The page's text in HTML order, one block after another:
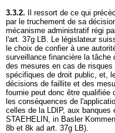
3.3.2. Il ressort de ce qui
par le truchement de sa
mécanisme administratif régi
l'art. 37g LB. Le législateur
le choix de confier à une
surveillance financière la tâche
des mesures en cas de
spécifiques de droit public, et,
décisions de faillite et des
fournie peut donc être
les conséquences de
celles de la LDIP, aux
STAEHELIN, in Basler
8b et 8k ad art. 37g LB).